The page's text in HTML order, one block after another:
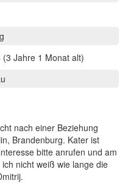
(3 Jahre 1 Monat alt)
nach einer Beziehung
Brandenburg. Kater ist
bitte anrufen und am
nicht weiß wie lange die